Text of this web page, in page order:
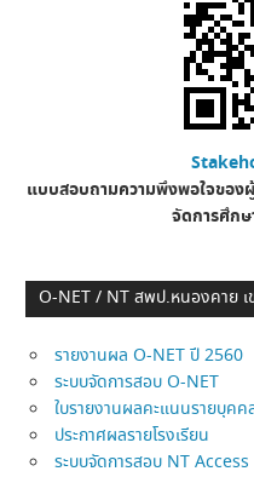
แบบสอบถามความพึงพอใจของ
จัดการศึก
O-NET / NT สพป.หนองคาย
รายงานผล O-NET ปี 2560
ระบบจัดการสอบ O-NET
ใบรายงานผลคะแนนรายบุคค
ประกาศผลรายโรงเรียน
ระบบจัดการสอบ NT Access